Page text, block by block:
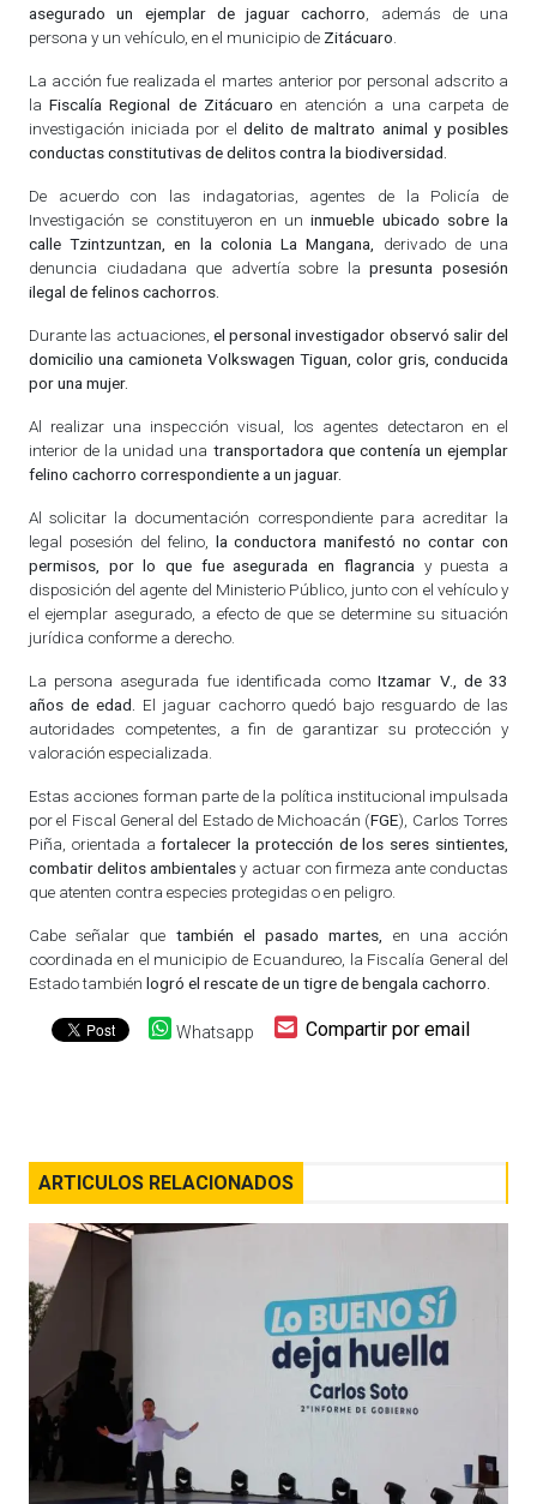
asegurado un ejemplar de jaguar cachorro , además de una
persona y un vehículo, en el municipio de Zitácuaro
La acción fue realizada el martes anterior por personal adscrito a
laFiscalía Regional de Zitácuaro en atención a una carpeta de
investigación iniciada por el delito de maltrato animal y posibles
conductas constitutivas de delitos contra la biodiversidad.
De acuerdo con las indagatorias, agentes de la Policía de
Investigación se constituyeron en un inmueble ubicado sobre la
calle Tzintzuntzan, en la colonia La Mangana,
derivado de una
denuncia ciudadana que advertía sobre lapresunta posesión
ilegal de felinos cachorros.
Durante las actuaciones, el personal investigador observó salir del
domicilio una camioneta Volkswagen Tiguan, color gris, conducida
por una mujer.
Al realizar una inspección visual, los agentes detectaron en el
interior de la unidad una transportadora que contenía un ejemplar
felino cachorro correspondiente a un jaguar.
Al solicitar la documentación correspondiente para acreditar la
legal posesión del felino, la conductora manifestó no contar con
permisos, por lo que fue asegurada en flagrancia y puesta a
disposición del agente del Ministerio Público, junto con el vehículo y
el ejemplar asegurado, a efecto de que se determine su situación
jurídica conforme a derecho.
La persona asegurada fue identificada como Itzamar V., de 33
años de edad.
El jaguar cachorro quedó bajo resguardo de las
autoridades competentes, a fin de garantizar su protección y
valoración especializada.
Estas acciones forman parte de la política institucional impulsada
por el Fiscal General del Estado de Michoacán (FGE), Carlos Torres
Piña, orientada a fortalecer la protección de los seres sintientes,
combatir delitos ambientalesy actuar con firmeza ante conductas
que atenten contra especies protegidas o en peligro.
Cabe señalar que también el pasado martes,
en una acción
coordinada en el municipio de Ecuandureo, la Fiscalía General del
Estado también logró el rescate de un tigre de bengala cachorro.
Whatsapp Compartir por email
ARTICULOS RELACIONADOS